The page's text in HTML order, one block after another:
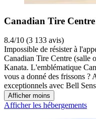
Canadian Tire Centre
8.4/10 (3 133 avis)
Impossible de résister à
Canadian Tire Centre (salle
Kanata. L'emblématique
vous a donné des frissons ?
exceptionnels avec Bell
Afficher moins
Afficher les hébergements